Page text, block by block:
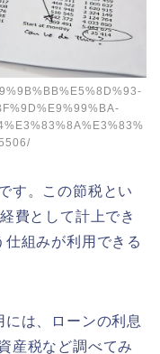
す。この節税とい
費として計上でき
組みが利用できる
は、ローンの利息
産税など調べてみ